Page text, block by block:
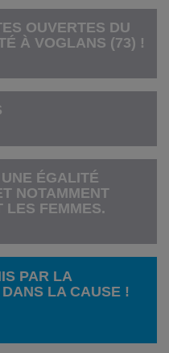
OUVERTES DU
À VOGLANS (73) !
ÉGALITÉ
NOTAMMENT
LES FEMMES.
PAR LA
LA CAUSE !